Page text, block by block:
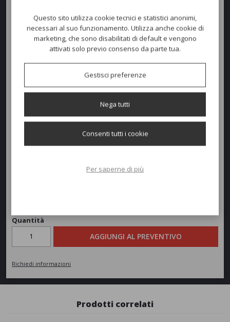
Colori disponibili
Dimensioni e peso
Altezza:75cm
Quantità
AGGIUNGI AL PREVENTIVO
Richiedi informazioni
Prodotti correlati
Questo sito utilizza cookie tecnici e statistici anonimi,
necessari al suo funzionamento. Utilizza anche cookie di
marketing, che sono disabilitati di default e vengono
attivati solo previo consenso da parte tua.
Gestisci preferenze
Nega tutti
Consenti tutti i cookie
Per saperne di più